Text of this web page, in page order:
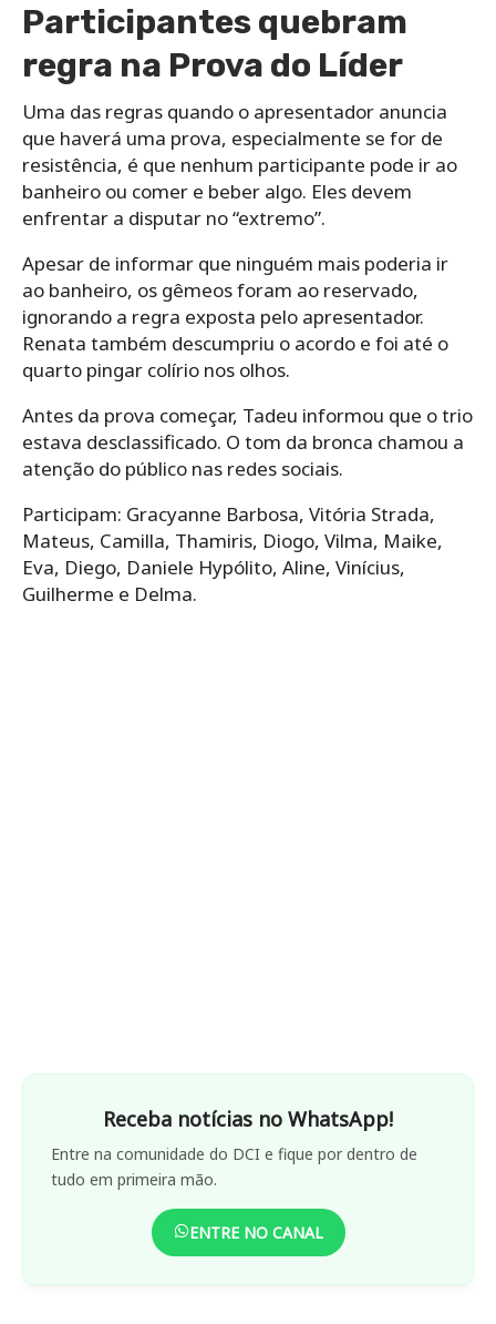
Participantes quebram
regra na Prova do Líder
Uma das regras quando o apresentador anuncia
que haverá uma prova, especialmente se for de
resistência, é que nenhum participante pode ir ao
banheiro ou comer e beber algo. Eles devem
enfrentar a disputar no “extremo”.
Apesar de informar que ninguém mais poderia ir
ao banheiro, os gêmeos foram ao reservado,
ignorando a regra exposta pelo apresentador.
Renata também descumpriu o acordo e foi até o
quarto pingar colírio nos olhos.
Antes da prova começar, Tadeu informou que o trio
estava desclassificado. O tom da bronca chamou a
atenção do público nas redes sociais.
Participam: Gracyanne Barbosa, Vitória Strada,
Mateus, Camilla, Thamiris, Diogo, Vilma, Maike,
Eva, Diego, Daniele Hypólito, Aline, Vinícius,
Guilherme e Delma.
Receba notícias no WhatsApp!
Entre na comunidade do DCI e fique por dentro de
tudo em primeira mão.
ENTRE NO CANAL